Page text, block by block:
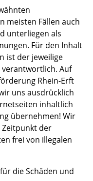
meisten Fällen auch
unterliegen als
Für den Inhalt
ist der jeweilige
Auf
Rhein-Erft
uns ausdrücklich
inhaltlich
übernehmen! Wir
Zeitpunkt der
frei von illegalen
die Schäden und